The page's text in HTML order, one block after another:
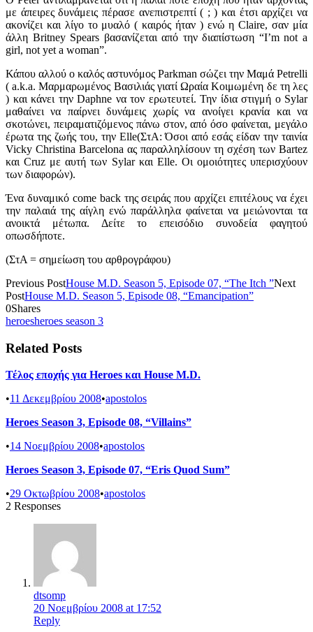
με άπειρες δυνάμεις πέρασε ανεπιστρεπτί ( ; ) και έτσι αρχίζει να
ακονίζει και λίγο το μυαλό ( καιρός ήταν ) ενώ η Claire, σαν μία
άλλη Britney Spears βασανίζεται από την διαπίστωση “I’m not a
girl, not yet a woman”.
Κάπου αλλού ο καλός αστυνόμος Parkman σώζει την Μαμά Petrelli
( a.k.a. Μαρμαρωμένος Βασιλιάς γιατί Ωραία Κοιμωμένη δε τη λες
) και κάνει την Daphne να τον ερωτευτεί. Την ίδια στιγμή ο Sylar
μαθαίνει να παίρνει δυνάμεις χωρίς να ανοίγει κρανία και να
σκοτώνει, πειραματιζόμενος πάνω στον, από όσο φαίνεται, μεγάλο
έρωτα της ζωής του, την Elle(ΣτΑ: Όσοι από εσάς είδαν την ταινία
Vicky Christina Barcelona ας παραλληλίσουν τη σχέση των Bartez
και Cruz με αυτή των Sylar και Elle. Οι ομοιότητες υπερισχύουν
των διαφορών).
Ένα δυναμικό come back της σειράς που αρχίζει επιτέλους να έχει
την παλαιά της αίγλη ενώ παράλληλα φαίνεται να μειώνονται τα
ανοικτά μέτωπα. Δείτε το επεισόδιο συνοδεία φαγητού
οπωσδήποτε.
(ΣτΑ = σημείωση του αρθρογράφου)
Previous PostHouse M.D. Season 5, Episode 07, “The Itch ”Next
PostHouse M.D. Season 5, Episode 08, “Emancipation”
0Shares
heroesheroes season 3
Related Posts
Τέλος εποχής για Heroes και House M.D.
•11 Δεκεμβρίου 2008•apostolos
Heroes Season 3, Episode 08, “Villains”
•14 Νοεμβρίου 2008•apostolos
Heroes Season 3, Episode 07, “Eris Quod Sum”
•29 Οκτωβρίου 2008•apostolos
2 Responses
dtsomp
20 Νοεμβρίου 2008 at 17:52
Reply